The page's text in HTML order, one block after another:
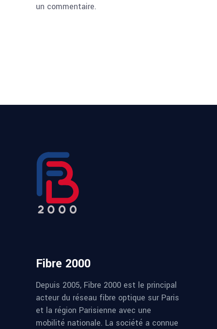
un commentaire.
Fibre 2000
Depuis 2005, Fibre 2000 est le principal
acteur du réseau fibre optique sur Paris
et la région Parisienne avec une
mobilité nationale. La société a connue